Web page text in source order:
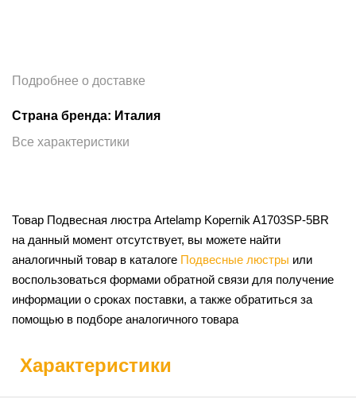
Подробнее о доставке
Страна бренда: Италия
Все характеристики
Товар Подвесная люстра Artelamp Kopernik A1703SP-5BR
на данный момент отсутствует, вы можете найти
аналогичный товар в каталоге Подвесные люстры или
воспользоваться формами обратной связи для получение
информации о сроках поставки, а также обратиться за
помощью в подборе аналогичного товара
Характеристики